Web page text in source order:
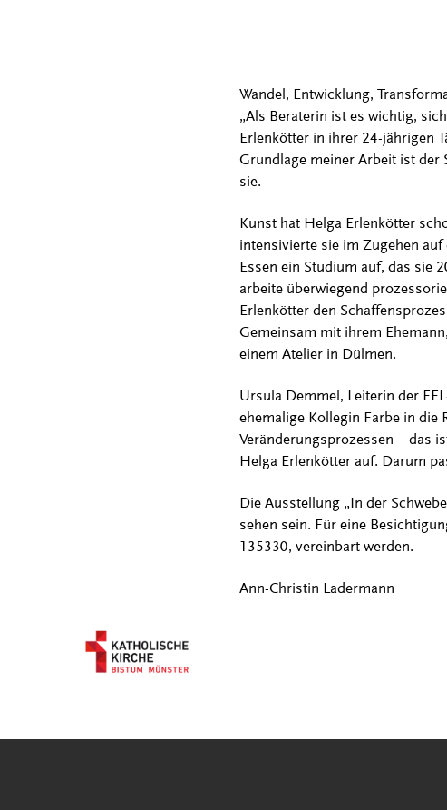
Wandel, Entwicklung,
„Als Beraterin ist es wichtig,
Erlenkötter in ihrer 24-jährigen
Grundlage meiner Arbeit ist der
sie.
Kunst hat Helga Erlenkötter
intensivierte sie im Zugehen
Essen ein Studium auf, das sie
arbeite überwiegend
Erlenkötter den
Gemeinsam mit ihrem
einem Atelier in Dülmen.
Ursula Demmel, Leiterin der
ehemalige Kollegin Farbe in
Veränderungsprozessen – das
Helga Erlenkötter auf. Darum
Die Ausstellung „In der
sehen sein. Für eine
135330, vereinbart werden.
Ann-Christin Ladermann